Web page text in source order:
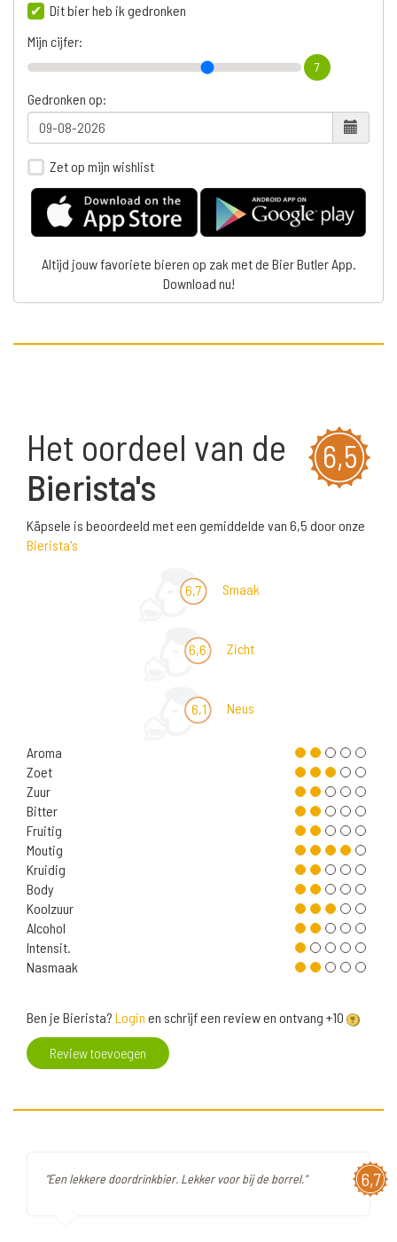
Dit bier heb ik gedronken
Mijn cijfer:
7
Gedronken op:
Zet op mijn wishlist
Altijd jouw favoriete bieren op zak met de Bier Butler App.
Download nu!
6,5
Het oordeel van de
Bierista's
Käpsele is beoordeeld met een gemiddelde van 6,5 door onze
Bierista's
6,7 Smaak
6,6 Zicht
6,1 Neus
Aroma
Zoet
Zuur
Bitter
Fruitig
Moutig
Kruidig
Body
Koolzuur
Alcohol
Intensit.
Nasmaak
Ben je Bierista? Login en schrijf een review en ontvang +10
Review toevoegen
6,7
"Een lekkere doordrinkbier. Lekker voor bij de borrel."